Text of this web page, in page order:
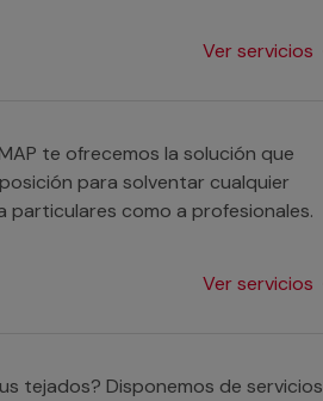
Ver servicios
te ofrecemos la solución que
para solventar cualquier
como a profesionales.
Ver servicios
tejados? Disponemos de servicios